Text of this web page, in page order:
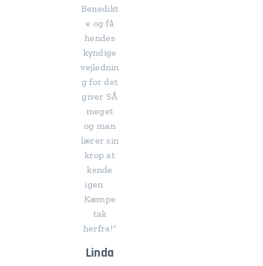
Benedikt
e og få
hendes
kyndige
vejlednin
g for det
giver SÅ
meget
og man
lærer sin
krop at
kende
igen🙏
Kæmpe
tak
herfra!"
Linda